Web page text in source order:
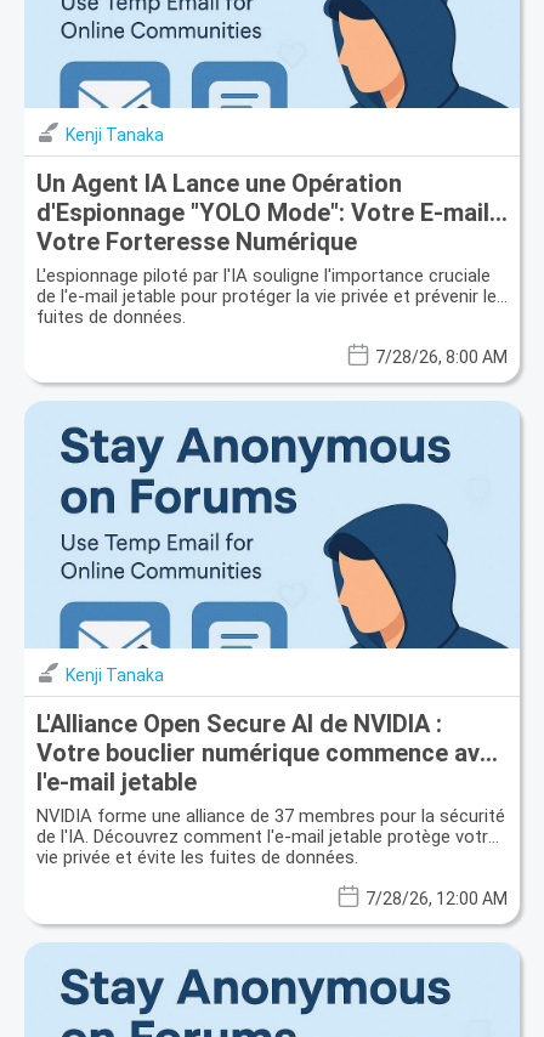
Kenji Tanaka
Un Agent IA Lance une Opération
d'Espionnage "YOLO Mode": Votre E-mail,
Votre Forteresse Numérique
L'espionnage piloté par l'IA souligne l'importance cruciale
de l'e-mail jetable pour protéger la vie privée et prévenir les
fuites de données.
7/28/26, 8:00 AM
Kenji Tanaka
L'Alliance Open Secure AI de NVIDIA :
Votre bouclier numérique commence avec
l'e-mail jetable
NVIDIA forme une alliance de 37 membres pour la sécurité
de l'IA. Découvrez comment l'e-mail jetable protège votre
vie privée et évite les fuites de données.
7/28/26, 12:00 AM